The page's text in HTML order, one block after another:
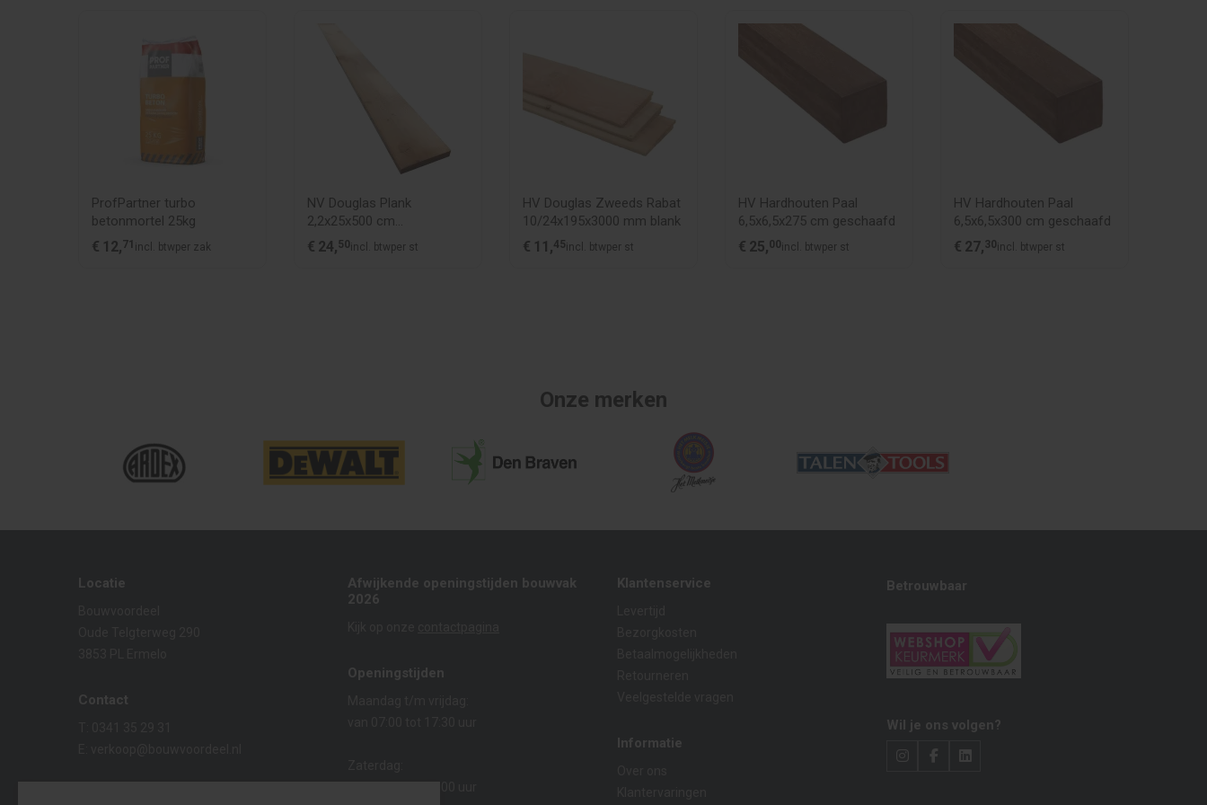
ProfPartner turbo
betonmortel 25kg
€ 12,71 incl. btwper zak
NV Douglas Plank
2,2x25x500 cm
fijnbezaagd
€ 24, 50 incl. btwper st
HV Douglas Zweeds Rabat
10/24x195x3000 mm blank
€ 11,45incl. btwper st
HV Hardhouten Paal
6,5x6,5x275 cm geschaafd
€ 25,00 incl. btwper st
HV Hardhouten Paal
6,5x6,5x300 cm geschaafd
€ 27, 30 incl. btwper st
Onze merken
Locatie
Contact
Afwijkende openingstijden bouwvak
2026
Openingstijden
Klantenservice
Informatie
Betrouwbaar
Wil je ons volgen?